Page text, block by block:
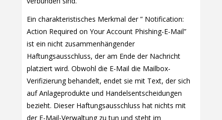
Ein charakteristisches Merkmal der ” Notification:
Action Required on Your Account Phishing-E-Mail”
ist ein nicht zusammenhängender
Haftungsausschluss, der am Ende der Nachricht
platziert wird. Obwohl die E-Mail die Mailbox-
Verifizierung behandelt, endet sie mit Text, der sich
auf Anlageprodukte und Handelsentscheidungen
bezieht. Dieser Haftungsausschluss hat nichts mit
der E-Mail-Verwaltung zu tun und steht im